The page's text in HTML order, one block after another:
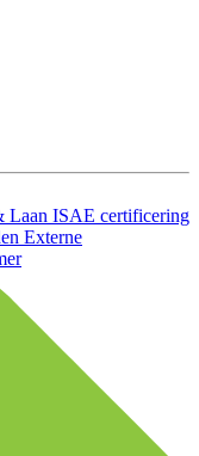
Laan ISAE certificering
Externe